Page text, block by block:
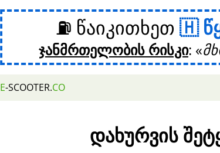
⛽ წაიკითხეთ
ჯანმრთელობის რისკი:
E-SCOOTER.CO
დახურვის